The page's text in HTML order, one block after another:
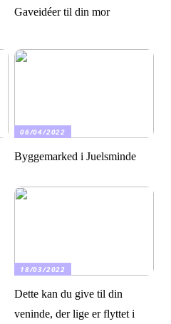
Gaveidéer til din mor
06/04/2022
Byggemarked i Juelsminde
18/03/2022
Dette kan du give til din
veninde, der lige er flyttet i